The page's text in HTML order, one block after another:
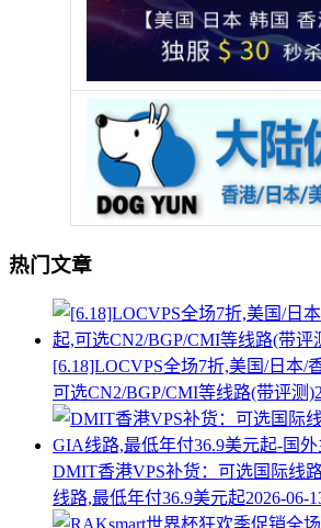
热门文章
[6.18]LOCVPS全场7折,美国/日本/
可选CN2/BGP/CMI等线路(带评测)
DMIT香港VPS补货：可选国际线
线路,最低年付36.9美元起2026-06-